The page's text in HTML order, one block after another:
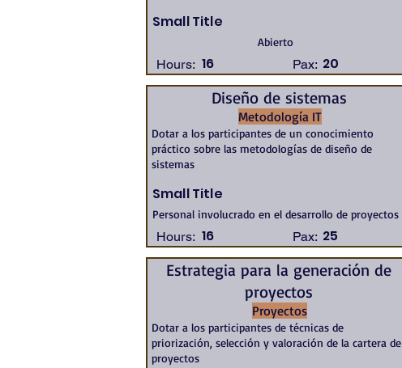
Small Title
Abierto
Hours: 16 Pax: 20
Diseño de sistemas
Metodología IT
Dotar a los participantes de un conocimiento
práctico sobre las metodologías de diseño de
sistemas
Small Title
Personal involucrado en el desarrollo de proyectos
Hours: 16 Pax: 25
Estrategia para la generación de
proyectos
Proyectos
Dotar a los participantes de técnicas de
priorización, selección y valoración de la cartera de
proyectos